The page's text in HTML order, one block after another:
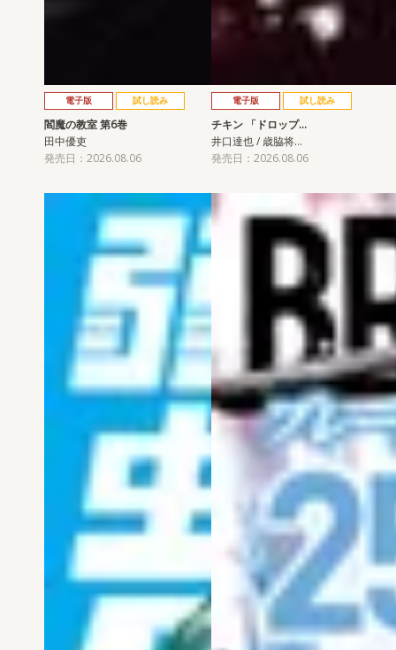
電子版 試し読み
閻魔の教室 第6巻
田中優吏
発売日：2026.08.06
電子版 試し読み
チキン 「ドロップ…
井口達也 / 歳脇将…
発売日：2026.08.06